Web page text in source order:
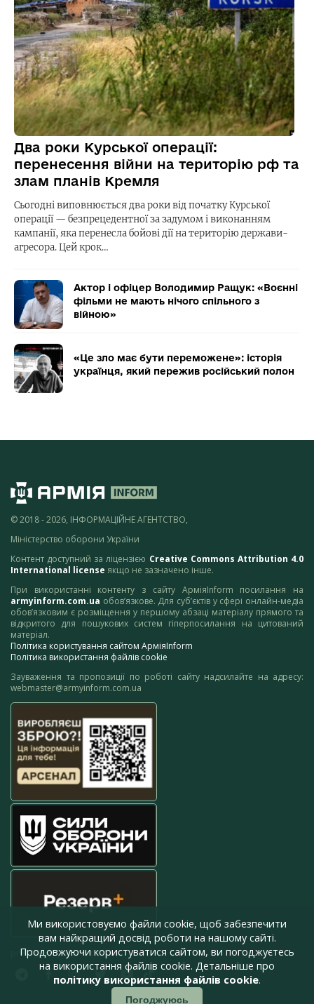
Два роки Курської операції:
перенесення війни на територію рф та
злам планів Кремля
Сьогодні виповнюється два роки від початку Курської
операції — безпрецедентної за задумом і виконанням
кампанії, яка перенесла бойові дії на територію держави-
агресора. Цей крок…
Актор і офіцер Володимир Ращук: «Воєнні
фільми не мають нічого спільного з
війною»
«Це зло має бути переможене»: історія
українця, який пережив російський полон
© 2018 - 2026, ІНФОРМАЦІЙНЕ АГЕНТСТВО,
Міністерство оборони України
Контент доступний за ліцензією Creative Commons Attribution 4.0
International license якщо не зазначено інше.
При використанні контенту з сайту АрміяInform посилання на
armyinform.com.ua обов’язкове. Для суб’єктів у сфері онлайн-медіа
обов’язковим є розміщення у першому абзаці матеріалу прямого та
відкритого для пошукових систем гіперпосилання на цитований
матеріал.
Політика користування сайтом АрміяInform
Політика використання файлів cookie
Зауваження та пропозиції по роботі сайту надсилайте на адресу:
webmaster@armyinform.com.ua
press@armyinform.com.ua
Ми використовуємо файли cookie, щоб забезпечити
вам найкращий досвід роботи на нашому сайті.
Продовжуючи користуватися сайтом, ви погоджуєтесь
на використання файлів cookie. Детальніше про
політику використання файлів cookie.
Погоджуюсь